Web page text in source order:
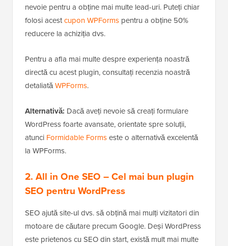
nevoie pentru a obține mai multe lead-uri. Puteți chiar
folosi acestcupon WPForms pentru a obține 50%
reducere la achiziția dvs.
Pentru a afla mai multe despre experiența noastră
directă cu acest plugin, consultați recenzia noastră
detaliatăWPForms.
Alternativă: Dacă aveți nevoie să creați formulare
WordPress foarte avansate, orientate spre soluții,
atunci Formidable Formseste o alternativă excelentă
la WPForms.
2. All in One SEO – Cel mai bun plugin
SEO pentru WordPress
SEO ajută site-ul dvs. să obțină mai mulți vizitatori din
motoare de căutare precum Google. Deși WordPress
este prietenos cu SEO din start, există mult mai multe